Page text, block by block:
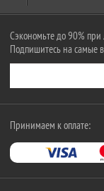
Сэкономьте до 90%
Подпишитесь на самые
Принимаем к оплате: